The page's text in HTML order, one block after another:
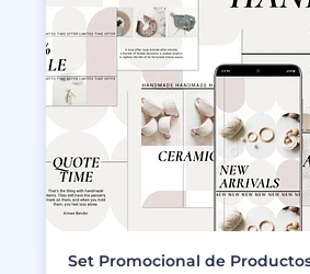
Set Promocional de